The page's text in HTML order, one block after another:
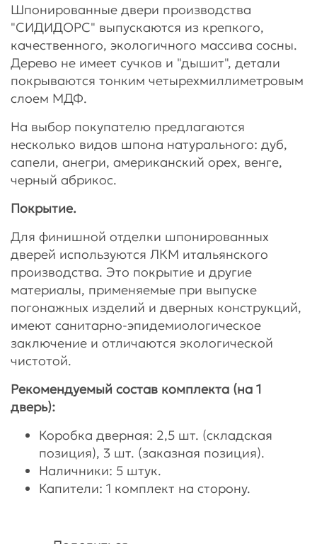
Шпонированные двери производства
"СИДИДОРС" выпускаются из крепкого,
качественного, экологичного массива сосны.
Дерево не имеет сучков и "дышит", детали
покрываются тонким четырехмиллиметровым
слоем МДФ.
На выбор покупателю предлагаются
несколько видов шпона натурального: дуб,
сапели, анегри, американский орех, венге,
черный абрикос.
Покрытие.
Для финишной отделки шпонированных
дверей используются ЛКМ итальянского
производства. Это покрытие и другие
материалы, применяемые при выпуске
погонажных изделий и дверных конструкций,
имеют санитарно-эпидемиологическое
заключение и отличаются экологической
чистотой.
Рекомендуемый состав комплекта (на 1
дверь):
Коробка дверная: 2,5 шт. (складская
позиция), 3 шт. (заказная позиция).
Наличники: 5 штук.
Капители: 1 комплект на сторону.